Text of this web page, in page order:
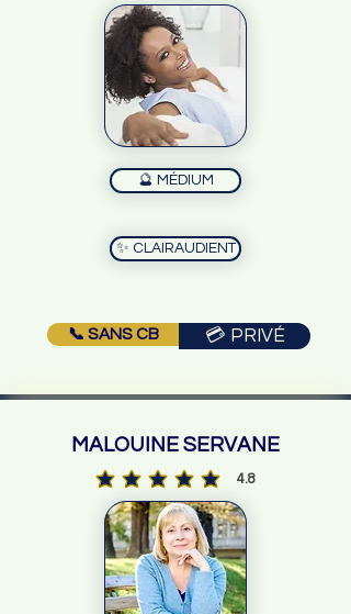
🔮 MÉDIUM
✨ CLAIRAUDIENT
📞 SANS CB 💳 PRIVÉ
MALOUINE SERVANE
4.8
la note moyenne est 4.8 sur